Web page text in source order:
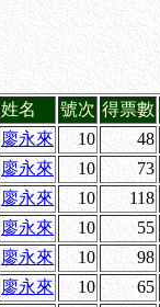
姓名 號次 得票數
廖永來 10 48
廖永來 10 73
廖永來 10 118
廖永來 10 55
廖永來 10 98
廖永來 10 65